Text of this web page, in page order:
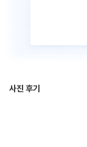
사진 후기